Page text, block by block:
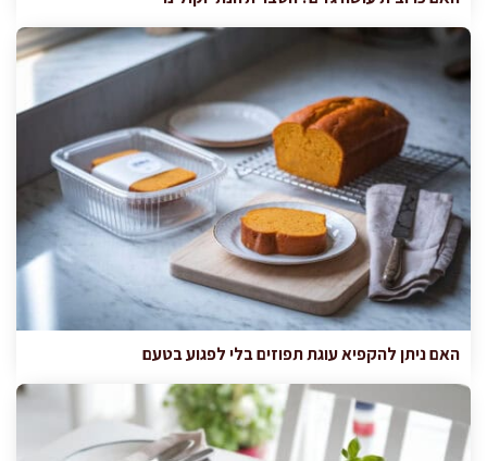
האם ניתן להקפיא עוגת תפוזים בלי לפגוע בטעם